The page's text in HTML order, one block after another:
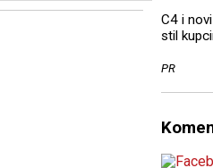
C4 i
stil
PR